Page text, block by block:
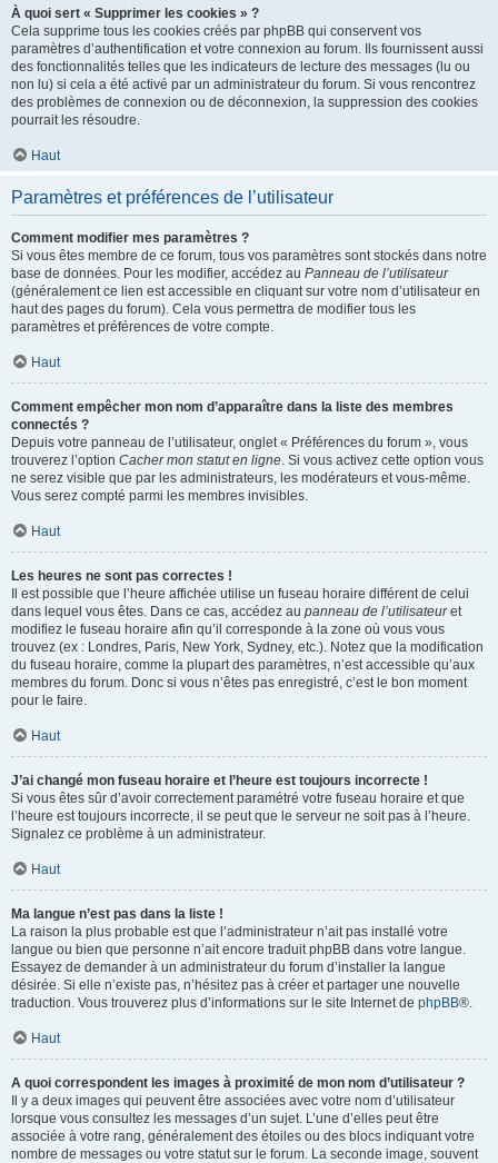
À quoi sert « Supprimer les cookies » ?
Cela supprime tous les cookies créés par phpBB qui conservent vos
paramètres d’authentification et votre connexion au forum. Ils fournissent aussi
des fonctionnalités telles que les indicateurs de lecture des messages (lu ou
non lu) si cela a été activé par un administrateur du forum. Si vous rencontrez
des problèmes de connexion ou de déconnexion, la suppression des cookies
pourrait les résoudre.
Haut
Paramètres et préférences de l’utilisateur
Comment modifier mes paramètres ?
Si vous êtes membre de ce forum, tous vos paramètres sont stockés dans notre
base de données. Pour les modifier, accédez au Panneau de l’utilisateur
(généralement ce lien est accessible en cliquant sur votre nom d’utilisateur en
haut des pages du forum). Cela vous permettra de modifier tous les
paramètres et préférences de votre compte.
Haut
Comment empêcher mon nom d’apparaître dans la liste des membres
connectés ?
Depuis votre panneau de l’utilisateur, onglet « Préférences du forum », vous
trouverez l’option Cacher mon statut en ligne. Si vous activez cette option vous
ne serez visible que par les administrateurs, les modérateurs et vous-même.
Vous serez compté parmi les membres invisibles.
Haut
Les heures ne sont pas correctes !
Il est possible que l’heure affichée utilise un fuseau horaire différent de celui
dans lequel vous êtes. Dans ce cas, accédez au panneau de l’utilisateuret
modifiez le fuseau horaire afin qu’il corresponde à la zone où vous vous
trouvez (ex : Londres, Paris, New York, Sydney, etc.). Notez que la modification
du fuseau horaire, comme la plupart des paramètres, n’est accessible qu’aux
membres du forum. Donc si vous n’êtes pas enregistré, c’est le bon moment
pour le faire.
Haut
J’ai changé mon fuseau horaire et l’heure est toujours incorrecte !
Si vous êtes sûr d’avoir correctement paramétré votre fuseau horaire et que
l’heure est toujours incorrecte, il se peut que le serveur ne soit pas à l’heure.
Signalez ce problème à un administrateur.
Haut
Ma langue n’est pas dans la liste !
La raison la plus probable est que l’administrateur n’ait pas installé votre
langue ou bien que personne n’ait encore traduit phpBB dans votre langue.
Essayez de demander à un administrateur du forum d’installer la langue
désirée. Si elle n’existe pas, n’hésitez pas à créer et partager une nouvelle
traduction. Vous trouverez plus d’informations sur le site Internet de phpBB®.
Haut
A quoi correspondent les images à proximité de mon nom d’utilisateur ?
Il y a deux images qui peuvent être associées avec votre nom d’utilisateur
lorsque vous consultez les messages d’un sujet. L’une d’elles peut être
associée à votre rang, généralement des étoiles ou des blocs indiquant votre
nombre de messages ou votre statut sur le forum. La seconde image, souvent